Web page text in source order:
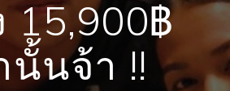
15,900฿
นั้นจ้า !!